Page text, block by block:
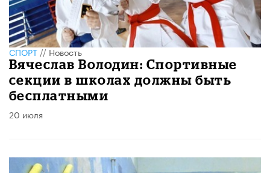
СПОРТ//Новость
Вячеслав Володин: Спортивные
секции в школах должны быть
бесплатными
20 июля